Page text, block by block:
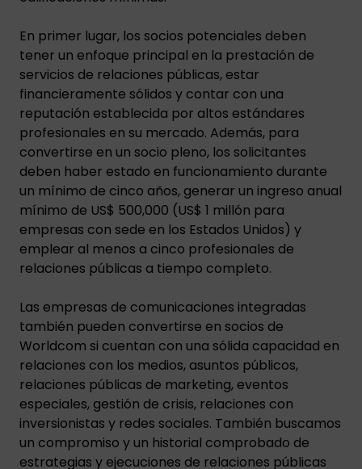
En primer lugar, los socios potenciales deben
tener un enfoque principal en la prestación de
servicios de relaciones públicas, estar
financieramente sólidos y contar con una
reputación establecida por altos estándares
profesionales en su mercado. Además, para
convertirse en un socio pleno, los solicitantes
deben haber estado en funcionamiento durante
un mínimo de cinco años, generar un ingreso anual
mínimo de US$ 500,000 (US$ 1 millón para
empresas con sede en los Estados Unidos) y
emplear al menos a cinco profesionales de
relaciones públicas a tiempo completo.
Las empresas de comunicaciones integradas
también pueden convertirse en socios de
Worldcom si cuentan con una sólida capacidad en
relaciones con los medios, asuntos públicos,
relaciones públicas de marketing, eventos
especiales, gestión de crisis, relaciones con
inversionistas y redes sociales. También buscamos
un compromiso y un historial comprobado de
estrategias y ejecuciones de relaciones públicas